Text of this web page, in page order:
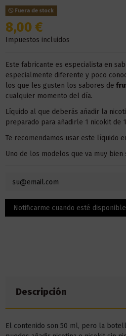
Fuera de stock
8,00 €
Impuestos incluidos
Este fabricante es especialista en
especialmente diferente y poco
los que les gusten los sabores de
cualquier momento del día.
Líquido al que deberás añadir la
preparado para añadirle 1 nicokit de
Te recomendamos usar este líquido
Uno de los modelos que va muy bien
Descripción
El contenido son 50 ml, pero la